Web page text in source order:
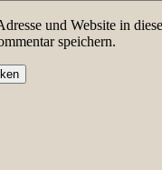
und Website in
speichern.